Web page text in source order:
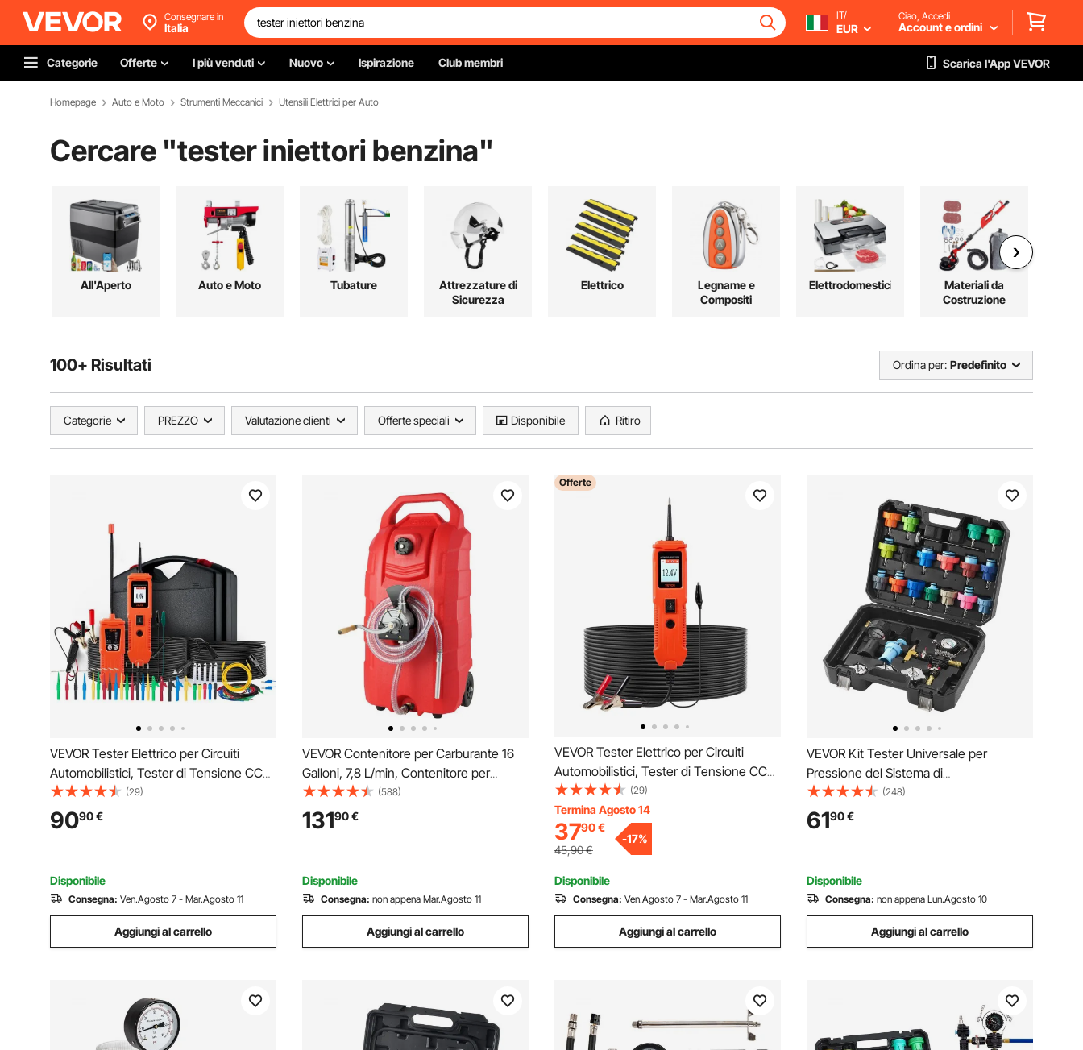
Consegnare in
Italia
IT/
EUR
Ciao, Accedi
Account e ordini
Categorie Offerte I più venduti Nuovo Ispirazione Club membri Scarica l'App VEVOR
Homepage Auto e Moto Strumenti Meccanici Utensili Elettrici per Auto
Cercare "tester iniettori benzina"
All'Aperto Auto e Moto Tubature
Attrezzature di
Sicurezza
Elettrico
Legname e
Compositi
Elettrodomestici
Materiali da
Costruzione
100+ Risultati Ordina per: Predefinito
Categorie PREZZO Valutazione clienti Offerte speciali Disponibile Ritiro
VEVOR Tester Elettrico per Circuiti
Automobilistici, Tester di Tensione CC
8-35V con Cavo da 6 m, Display a Colori
TFT Illuminazione, Test di Polarità,
Continuità, Tracciamento di Linee, Diodo
(29)
9090€
Disponibile
Consegna: Ven.Agosto 7 - Mar.Agosto 11
Aggiungi al carrello
VEVOR Contenitore per Carburante 16
Galloni, 7,8 L/min, Contenitore per
Serbatoio Portatile con Ruote in Gomma
per Pompa Manuale Trasferimento
Carburante per Benzina Diesel Auto
(588)
13190€
Disponibile
Consegna: non appena Mar.Agosto 11
Aggiungi al carrello
Offerte
VEVOR Tester Elettrico per Circuiti
Automobilistici, Tester di Tensione CC
8-35 V con Cavo da 4 m, Schermo TFT
Illuminazione, Test di Continuità, Diodo,
Resistenza, per Veicoli da Officina
(29)
Termina Agosto 14
3790€
45,90€
-17%
Disponibile
Consegna: Ven.Agosto 7 - Mar.Agosto 11
Aggiungi al carrello
VEVOR Kit Tester Universale per
Pressione del Sistema di
Raffreddamento Sostituzione del
Radiatore, Kit Adattatori per Pompa a
Mano Kit Tester per Pressione con
(248)
6190€
Disponibile
Consegna: non appena Lun.Agosto 10
Aggiungi al carrello